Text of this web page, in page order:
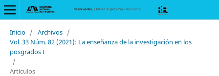
Inicio / Archivos /
Vol. 33 Núm. 82 (2021): La enseñanza de la investigación en los
posgrados I
/
Artículos